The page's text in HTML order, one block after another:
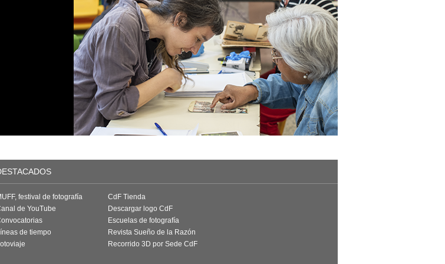
festival de fotografía
de YouTube
de tiempo
CdF Tienda
Descargar logo CdF
Escuelas de fotografía
Revista Sueño de la Razón
Recorrido 3D por Sede CdF